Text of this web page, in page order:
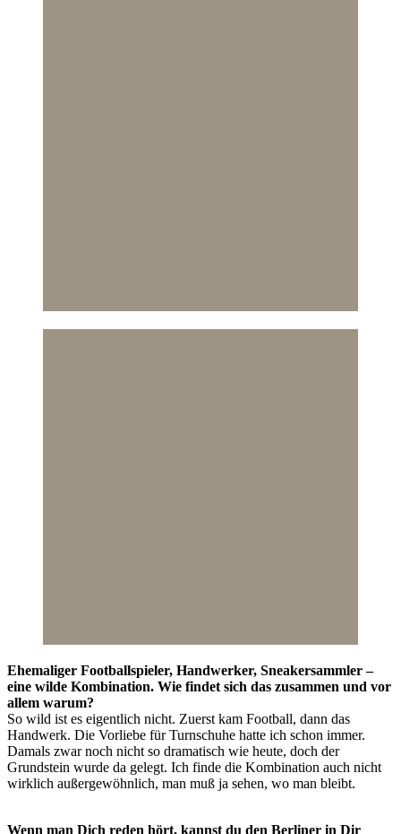
Ehemaliger Footballspieler, Handwerker, Sneakersammler –
eine wilde Kombination. Wie findet sich das zusammen und vor
allem warum?
So wild ist es eigentlich nicht. Zuerst kam Football, dann das
Handwerk. Die Vorliebe für Turnschuhe hatte ich schon immer.
Damals zwar noch nicht so dramatisch wie heute, doch der
Grundstein wurde da gelegt. Ich finde die Kombination auch nicht
wirklich außergewöhnlich, man muß ja sehen, wo man bleibt.
Wenn man Dich reden hört, kannst du den Berliner in Dir